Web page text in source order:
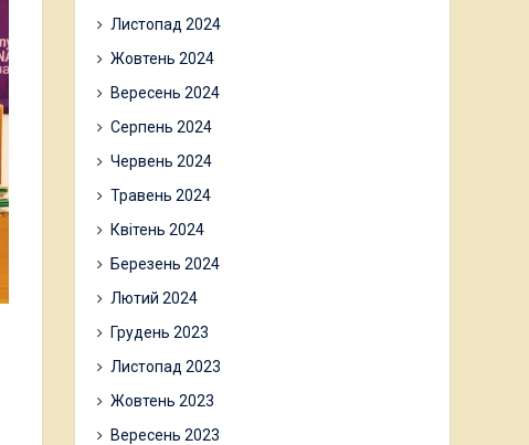
Листопад 2024
Жовтень 2024
Вересень 2024
Серпень 2024
Червень 2024
Травень 2024
Квітень 2024
Березень 2024
Лютий 2024
Грудень 2023
Листопад 2023
Жовтень 2023
Вересень 2023